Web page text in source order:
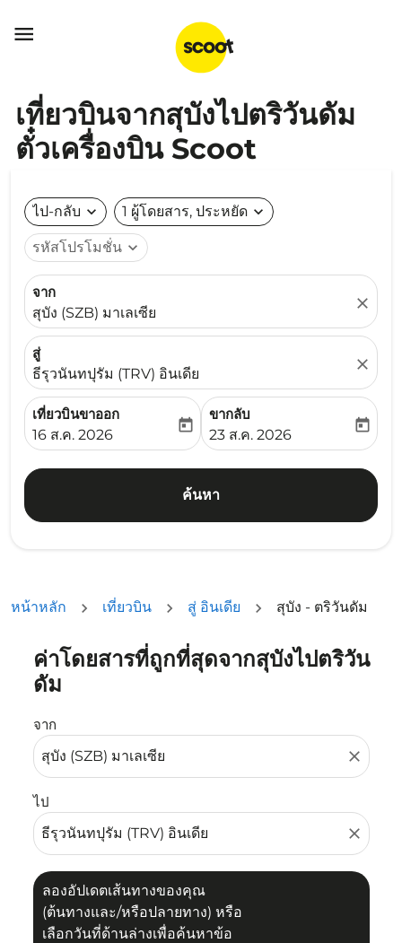

เที่ยวบินจากสุบังไปตริวันดัม
ตั๋วเครื่องบิน Scoot
ไป-กลับ expand_more 1 ผู้โดยสาร, ประหยัด expand_more
รหัสโปรโมชั่น expand_more
จาก
สุบัง (SZB) มาเลเซีย
close
สู่
ธีรุวนันทปุรัม (TRV) อินเดีย
close
เที่ยวบินขาออก
fc-booking-departure-date-aria-label
16 ส.ค. 2026
today
ขากลับ
fc-booking-return-date-
23 ส.ค. 2026
today
ค้นหา
หน้าหลัก เที่ยวบิน สู่ อินเดีย สุบัง - ตริวันดัม
ค่าโดยสารที่ถูกที่สุดจากสุบังไปตริวัน
ดัม
จาก
close
ไป
close
ลองอัปเดตเส้นทางของคุณ
(ต้นทางและ/หรือปลายทาง) หรือ
เลือกวันที่ด้านล่างเพื่อค้นหาข้อ
ลองอัปเดตเส้นทางของคุณ (ต้นทางและ/หรือปลายทาง) หรื